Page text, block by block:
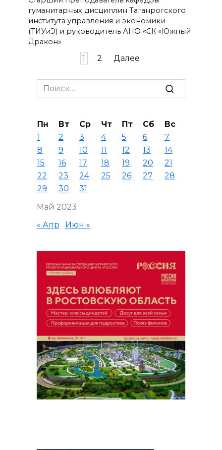
гуманитарных дисциплин Таганрогского
института управления и экономики
(ТИУиЭ) и руководитель АНО «СК «Южный
Дракон»
1 2 Далее
Search
for:
Май 2023
Пн Вт Ср Чт Пт Сб
Вс
1
2 3 4 5 6
7
8
9 10 11 12 13
14
15
16 17 18 19 20
21
22
23 24 25 26 27
28
29
30 31
« Апр Июн »